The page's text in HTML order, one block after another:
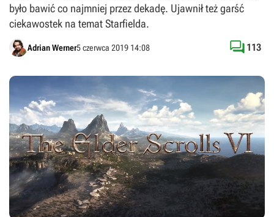
było bawić co najmniej przez dekadę. Ujawnił też garść
ciekawostek na temat Starfielda.
Adrian Werner5 czerwca 2019 14:08  113